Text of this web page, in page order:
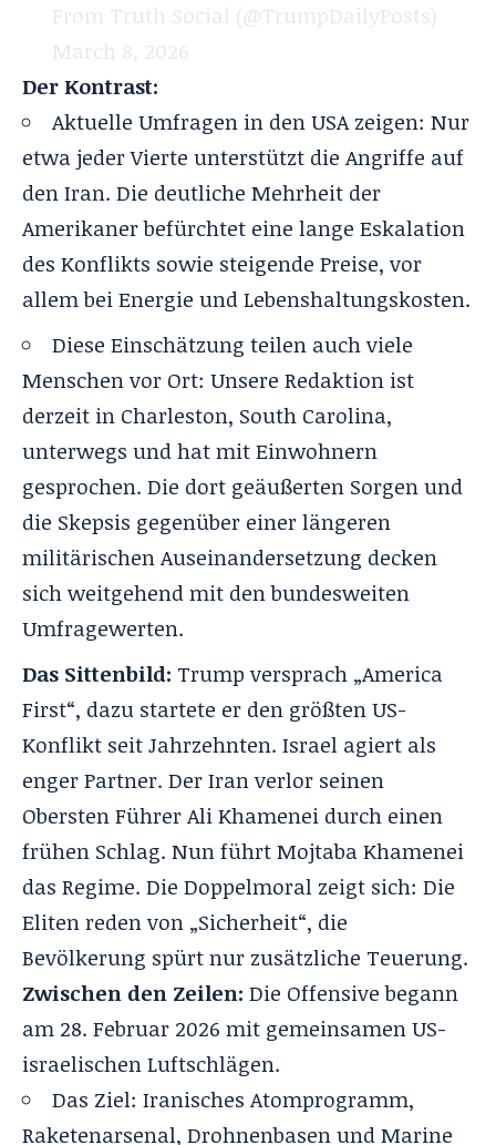
From Truth Social (@TrumpDailyPosts)
March 8, 2026
Der Kontrast:
Aktuelle Umfragen in den USA zeigen: Nur
etwa jeder Vierte unterstützt die Angriffe auf
den Iran. Die deutliche Mehrheit der
Amerikaner befürchtet eine lange Eskalation
des Konflikts sowie steigende Preise, vor
allem bei Energie und Lebenshaltungskosten.
Diese Einschätzung teilen auch viele
Menschen vor Ort: Unsere Redaktion ist
derzeit in Charleston, South Carolina,
unterwegs und hat mit Einwohnern
gesprochen. Die dort geäußerten Sorgen und
die Skepsis gegenüber einer längeren
militärischen Auseinandersetzung decken
sich weitgehend mit den bundesweiten
Umfragewerten.
Das Sittenbild: Trump versprach „America
First“, dazu startete er den größten US-
Konflikt seit Jahrzehnten. Israel agiert als
enger Partner. Der Iran verlor seinen
Obersten Führer Ali Khamenei durch einen
frühen Schlag. Nun führtMojtaba Khamenei
das Regime. Die Doppelmoral zeigt sich: Die
Eliten reden von „Sicherheit“, die
Bevölkerung spürt nur zusätzliche Teuerung.
Zwischen den Zeilen: Die Offensive begann
am 28. Februar 2026 mit gemeinsamen US-
israelischen Luftschlägen.
Das Ziel: Iranisches Atomprogramm,
Raketenarsenal, Drohnenbasen und Marine